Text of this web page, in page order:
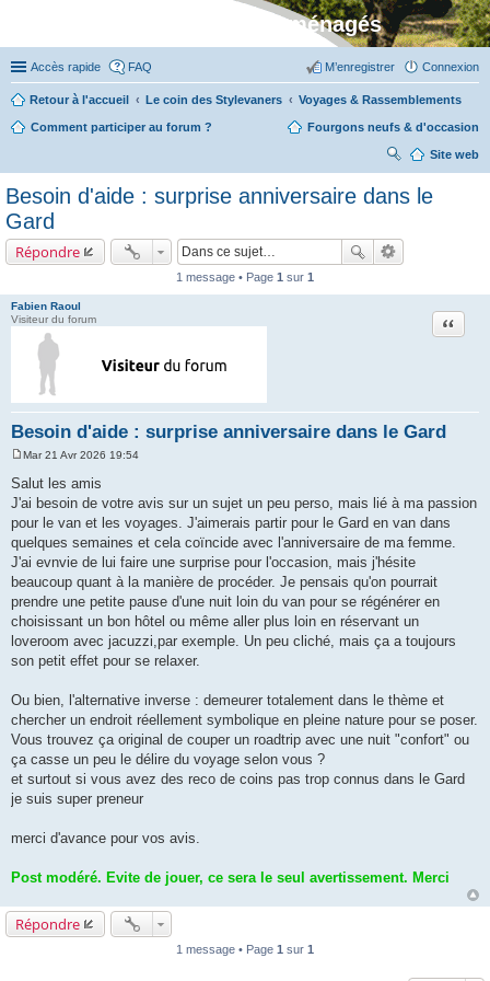
Stylevan - Vans aménagés
Accès rapide FAQ Connexion
M’enregistrer
Retour à l'accueil Le coin des Stylevaners Voyages & Rassemblements
Comment participer au forum ? Fourgons neufs & d'occasion
Site web
her
er
Besoin d'aide : surprise anniversaire dans le
Gard
Répondre
1 message • Page 1 sur 1
Fabien Raoul
Visiteur du forum
Besoin d'aide : surprise anniversaire dans le Gard
Citation
e
s
s
g
e
Mar 21 Avr 2026 19:54
Salut les amis
J'ai besoin de votre avis sur un sujet un peu perso, mais lié à ma passion
pour le van et les voyages. J'aimerais partir pour le Gard en van dans
quelques semaines et cela coïncide avec l'anniversaire de ma femme.
J'ai evnvie de lui faire une surprise pour l'occasion, mais j'hésite
beaucoup quant à la manière de procéder. Je pensais qu'on pourrait
prendre une petite pause d'une nuit loin du van pour se régénérer en
choisissant un bon hôtel ou même aller plus loin en réservant un
loveroom avec jacuzzi,par exemple. Un peu cliché, mais ça a toujours
son petit effet pour se relaxer.
Ou bien, l'alternative inverse : demeurer totalement dans le thème et
chercher un endroit réellement symbolique en pleine nature pour se poser.
Vous trouvez ça original de couper un roadtrip avec une nuit "confort" ou
ça casse un peu le délire du voyage selon vous ?
et surtout si vous avez des reco de coins pas trop connus dans le Gard
je suis super preneur
merci d'avance pour vos avis.
Post modéré. Evite de jouer, ce sera le seul avertissement. Merci
Répondre
1 message • Page 1 sur 1